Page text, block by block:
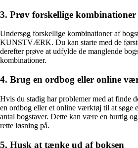
3. Prøv forskellige kombinationer
Undersøg forskellige kombinationer af
KUNSTVÆRK. Du kan starte med de
derefter prøve at udfylde de manglende
kombinationer.
4. Brug en ordbog eller online
Hvis du stadig har problemer med at finde
en ordbog eller et online værktøj til at søge
antal bogstaver. Dette kan være en hurtig
rette løsning på.
5. Husk at tænke ud af boksen